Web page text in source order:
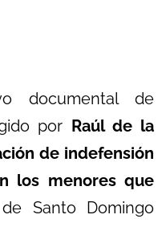
documental de
por Raúl de la
de indefensión
los menores que
de Santo Domingo